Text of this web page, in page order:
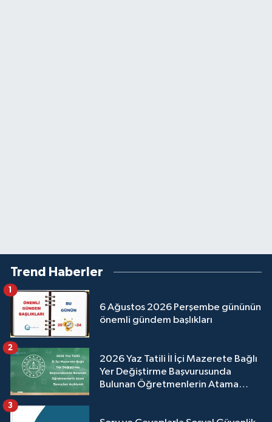
Trend Haberler
6 Ağustos 2026 Perşembe gününün
önemli gündem başlıkları
1
2026 Yaz Tatili İl İçi Mazerete Bağlı
Yer Değiştirme Başvurusunda
Bulunan Öğretmenlerin Atama
2
3